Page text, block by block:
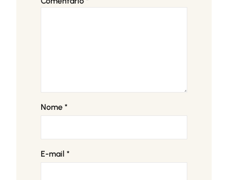
Nome *
E-mail *